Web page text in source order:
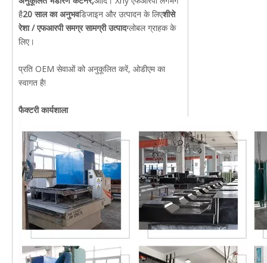
है20 साल का अनुभवडिजाइन और उत्पादन के लिएशीसे
रेशा / एफआरपी समग्र सामग्री उत्पादग्लोबल ग्राहक के
लिए।
प्रति OEM सेवाओं को अनुकूलित करें, ओडीएम का
स्वागत है!
फैक्टरी कार्यशाला